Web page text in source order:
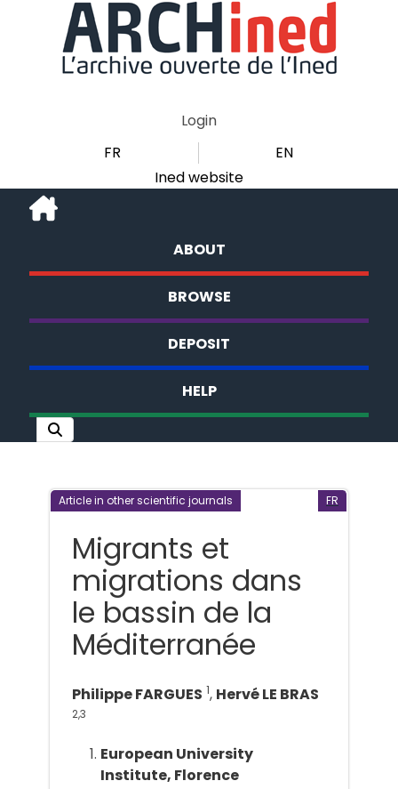
Login
FR
EN
Ined website
ABOUT
BROWSE
DEPOSIT
HELP
Article in other scientific journals FR
Migrants et
migrations dans
le bassin de la
Méditerranée
Philippe FARGUES 1, Hervé LE BRAS
2,3
European University
Institute, Florence